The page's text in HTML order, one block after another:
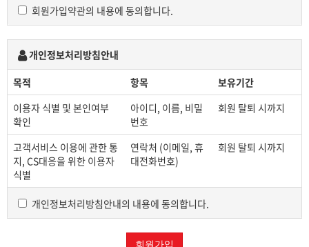
2. 애드컬리지 회원은 회원 가입 시, 팀/기수/이름으로 닉
네임을 설정해야만 등업 및 회원 게시판 이용이 가능합니
닉네임을 설정하지 않을 시 등업 및 회원게시판 이용이
불가능하며, 관련 문의 사항이 있을 시 웹미디어부(adcoll
ege1990@gmail.com)로 문의 바랍니다.
3. 애드컬리지는 광고에 관심 있는 많은 여러분께 더 가깝
고 편리하게 다가갈 수 있도록 홈페이지를 마련하였으며,
애드컬리지와 관련이 없는 글 게재
비하 등 해를 끼치는 경우 이를 삭제하거나 이후 홈페이
지 이용에 제한을 받을 수 있습니다.
으며, 게시글 게재 및 필요한 범위 내에서 사용, 저장, 수
회원가입약관의 내용에 동의합니다.
개인정보처리방침안내
목적
항목
보유기간
이용자 식별 및 본인여부
확인
아이디, 이름, 비밀
번호
회원 탈퇴 시까지
고객서비스 이용에 관한 통
지, CS대응을 위한 이용자
식별
연락처 (이메일, 휴
대전화번호)
회원 탈퇴 시까지
개인정보처리방침안내의 내용에 동의합니다.
회원가입